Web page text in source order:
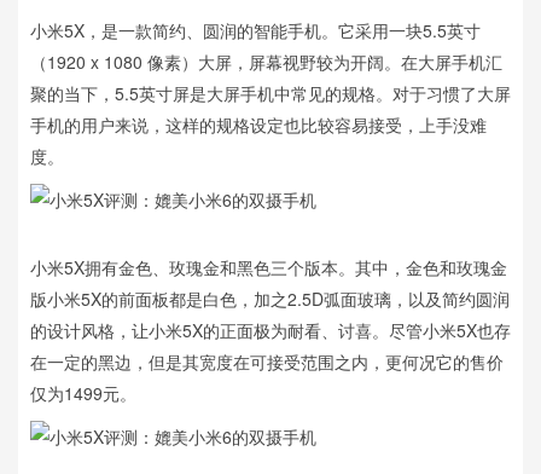
小米5X，是一款简约、圆润的智能手机。它采用一块5.5英寸
（1920 x 1080 像素）大屏，屏幕视野较为开阔。在大屏手机汇
聚的当下，5.5英寸屏是大屏手机中常见的规格。对于习惯了大屏
手机的用户来说，这样的规格设定也比较容易接受，上手没难
度。
小米5X拥有金色、玫瑰金和黑色三个版本。其中，金色和玫瑰金
版小米5X的前面板都是白色，加之2.5D弧面玻璃，以及简约圆润
的设计风格，让小米5X的正面极为耐看、讨喜。尽管小米5X也存
在一定的黑边，但是其宽度在可接受范围之内，更何况它的售价
仅为1499元。